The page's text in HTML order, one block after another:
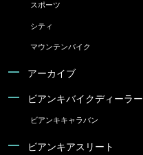
スポーツ
シティ
マウンテンバイク
アーカイブ
ビアンキバイクディーラー
ビアンキキャラバン
ビアンキアスリート